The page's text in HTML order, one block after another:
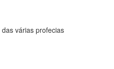
várias profecias